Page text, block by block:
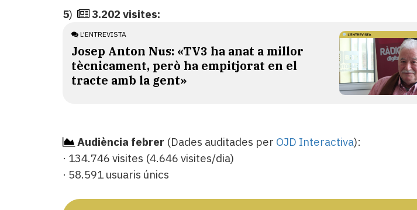
5) 3.202 visites:
L'ENTREVISTA
Josep Anton Nus: «TV3 ha anat a millor
tècnicament, però ha empitjorat en el
tracte amb la gent»
Audiència febrer (Dades auditades per OJD Interactiva):
· 134.746 visites (4.646 visites/dia)
· 58.591 usuaris únics